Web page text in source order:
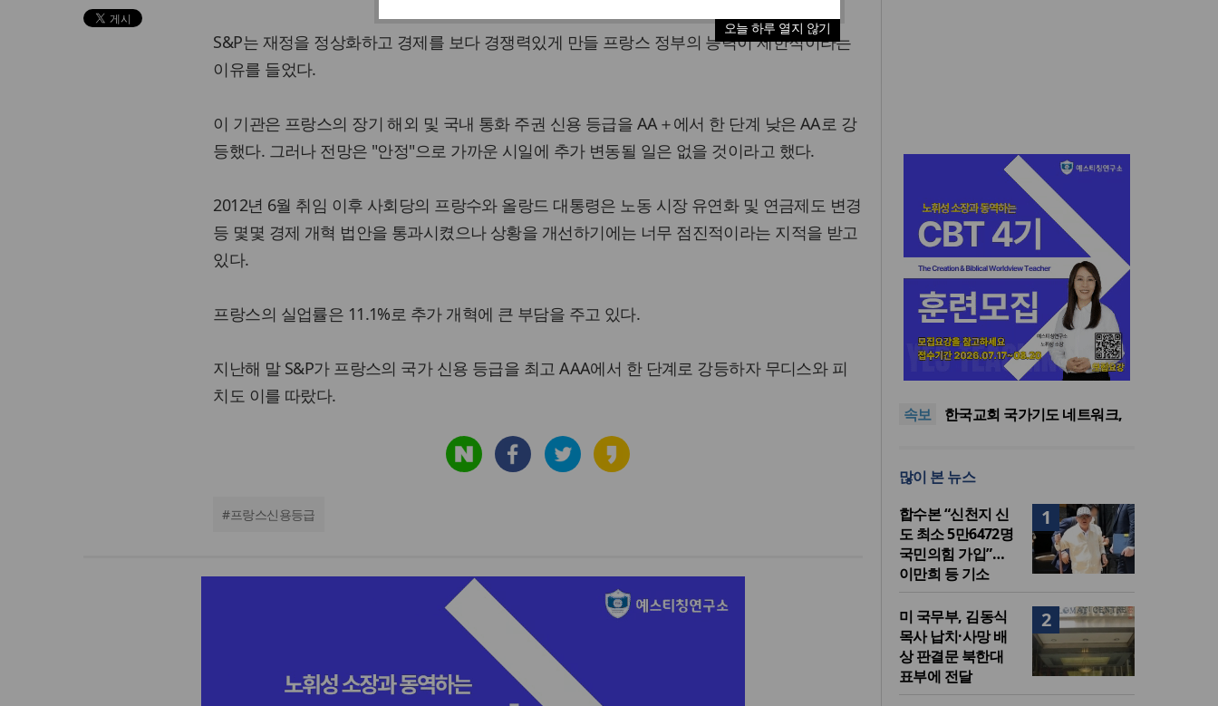
오늘 하루 열지 않기
S&P는 재정을 정상화하고 경제를 보다 경쟁력있게 만들 프랑스 정부의 능력이 제한적이라는
이유를 들었다.
이 기관은 프랑스의 장기 해외 및 국내 통화 주권 신용 등급을 AA＋에서 한 단계 낮은 AA로 강
등했다. 그러나 전망은 "안정"으로 가까운 시일에 추가 변동될 일은 없을 것이라고 했다.
2012년 6월 취임 이후 사회당의 프랑수와 올랑드 대통령은 노동 시장 유연화 및 연금제도 변경
등 몇몇 경제 개혁 법안을 통과시켰으나 상황을 개선하기에는 너무 점진적이라는 지적을 받고
있다.
프랑스의 실업률은 11.1%로 추가 개혁에 큰 부담을 주고 있다.
지난해 말 S&P가 프랑스의 국가 신용 등급을 최고 AAA에서 한 단계로 강등하자 무디스와 피
치도 이를 따랐다.
#프랑스신용등급
속보
한기연 “전쟁을 부르는 정책을
중단하라”
정신건강 치료 인프라 부족…
중증 입원·재활 확충 과제
선교의 현장
한국교회 국가기도 네트워크,
중단하라”
정신건강 치료 인프라 부족…
정신질환 평생유병률 27.8%,
중증 입원·재활 확충 과제
많이 본 뉴스
1
합수본 “신천지 신
도 최소 5만6472명
국민의힘 가입”…
이만희 등 기소
2
미 국무부, 김동식
목사 납치·사망 배
상 판결문 북한대
표부에 전달